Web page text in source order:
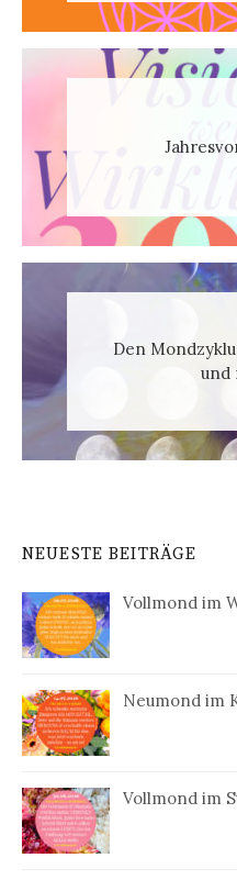
Den
und
NEUESTE BEITRÄGE
Vollmond im
Neumond im
Vollmond im